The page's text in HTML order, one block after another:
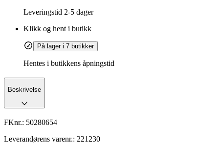
Leveringstid 2-5 dager
Klikk og hent i butikk
På lager i 7 butikker
Hentes i butikkens åpningstid
Beskrivelse
FKnr.: 50280654
Leverandørens varenr.: 221230